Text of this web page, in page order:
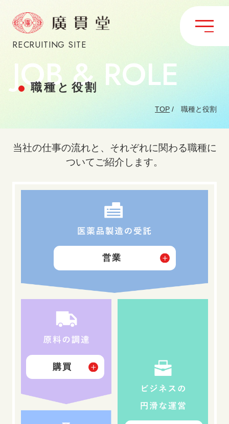
RECRUITING SITE
JOB & ROLE
職種と役割
TOP / 職種と役割
当社の仕事の流れと、それぞれに関わる職種に
ついてご紹介します。
営業
購買